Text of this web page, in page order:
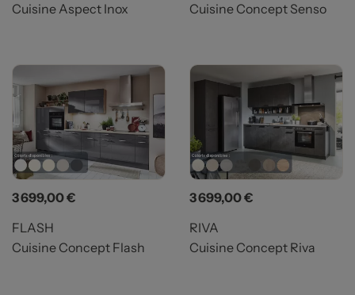
Cuisine Aspect Inox
Cuisine Concept Senso
Prix
3 699,00 €
FLASH
Cuisine Concept Flash
Prix
3 699,00 €
RIVA
Cuisine Concept Riva